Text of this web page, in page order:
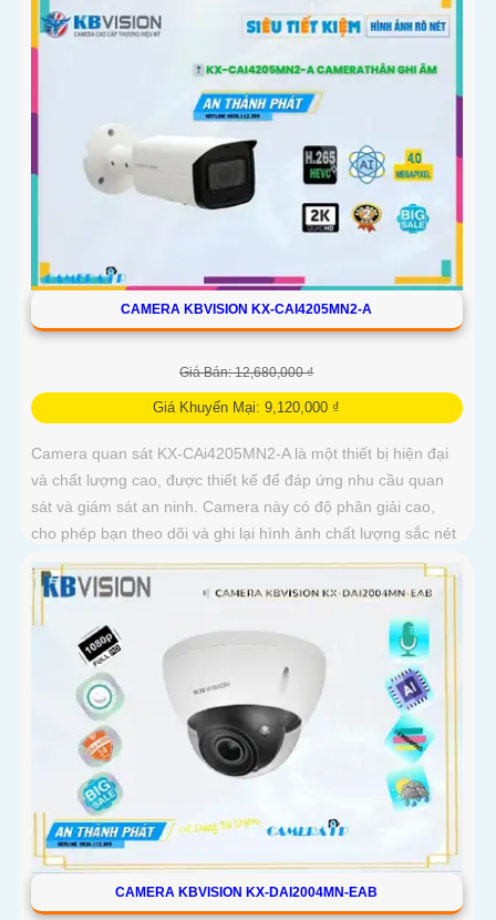
hoạt
CAMERA KBVISION KX-CAI4205MN2-A
Giá Bán: 12,680,000 ₫
Giá Khuyến Mại: 9,120,000 ₫
Camera quan sát KX-CAi4205MN2-A là một thiết bị hiện đại
và chất lượng cao, được thiết kế để đáp ứng nhu cầu quan
sát và giám sát an ninh. Camera này có độ phân giải cao,
cho phép bạn theo dõi và ghi lại hình ảnh chất lượng sắc nét
CAMERA KBVISION KX-DAI2004MN-EAB